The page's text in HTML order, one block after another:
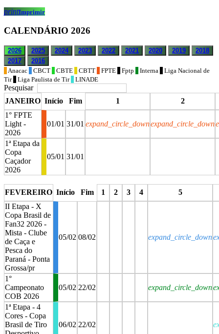
printImprimir
CALENDÁRIO 2026
2026 2025 2024 2023 2022 2021 2020 2019
2018
2017
2016
Anacac
CBCT CBTE CBTT FPTE Fptp Interna
Liga Nacional de
Tir
Liga Paulista de Tir LINADE
Pesquisar
JANEIRO Início Fim 1
2
1° FPTE
Light -
2026
01/01 31/01 expand_circle_downexpand_circle_down
1ª Etapa da
Copa
Caçador
2026
05/01 31/01
FEVEREIRO Início Fim 1 2 3 4
5
II Etapa - X
Copa Brasil de
Fan32 2026 -
Mista - Clube
de Caça e
Pesca do
Paraná - Ponta
Grossa/pr
05/02 08/02 expand_circle_down
1°
Campeonato
COB 2026
05/02 22/02 expand_circle_down
1ª Etapa - 4
Cores - Copa
Brasil de Tiro
06/02 22/02